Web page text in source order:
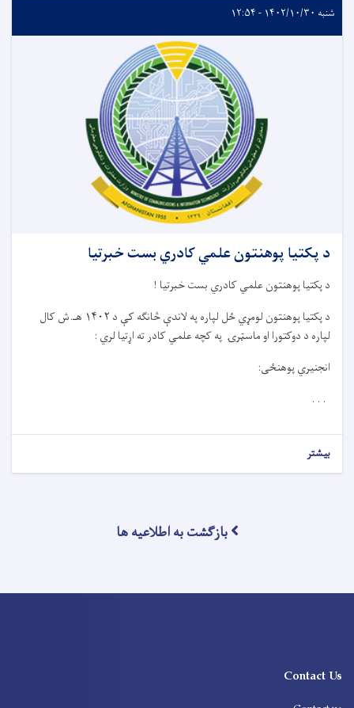
شنبه ۱۴۰۲/۱۰/۳۰ - ۱۲:۵۴
د پکتیا پوهنتون علمي کادري بست خبرتیا
د پکتیا پوهنتون علمي کادري بست خبرتیا !
د پکتیا پوهنتون لومړي ځل لپاره په لاندې څانګه کې د ۱۴۰۲ هـ.ش کال
لپاره د دوکتورا او ماسټرۍ په کچه علمي کادر ته اړتیا لري :
انجنیري پوهنځی:
. . .
بیشتر
بازگشت به اطلاعیه ها
Contact Us